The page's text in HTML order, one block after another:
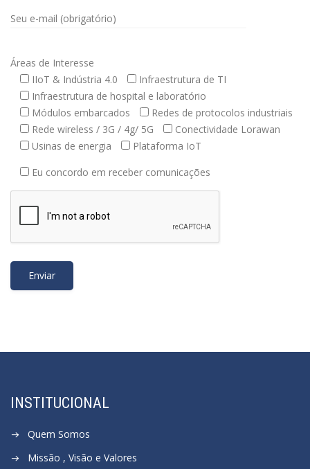
Seu e-mail (obrigatório)
Áreas de Interesse
IIoT & Indústria 4.0
Infraestrutura de TI
Infraestrutura de hospital e laboratório
Módulos embarcados
Redes de protocolos industriais
Rede wireless / 3G / 4g/ 5G
Conectividade Lorawan
Usinas de energia
Plataforma IoT
Eu concordo em receber comunicações
INSTITUCIONAL
Quem Somos
Missão , Visão e Valores